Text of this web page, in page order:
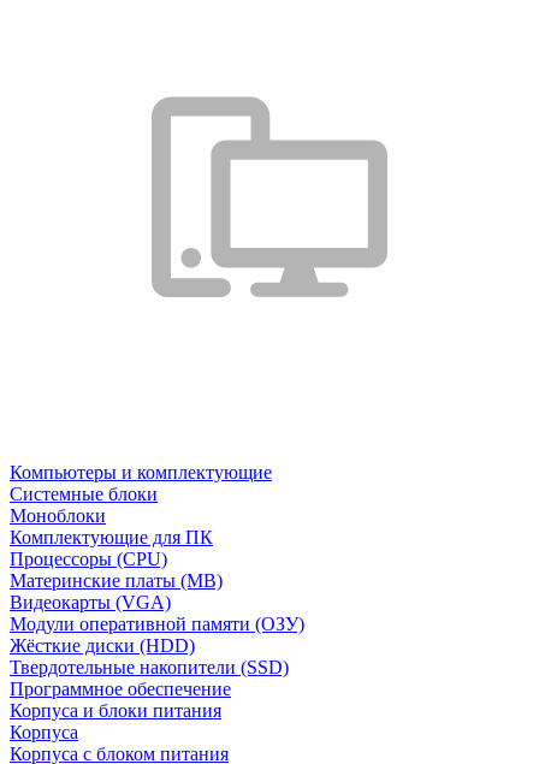
Компьютеры и комплектующие
Системные блоки
Моноблоки
Комплектующие для ПК
Процессоры (CPU)
Материнские платы (MB)
Видеокарты (VGA)
Модули оперативной памяти (ОЗУ)
Жёсткие диски (HDD)
Твердотельные накопители (SSD)
Программное обеспечение
Корпуса и блоки питания
Корпуса
Корпуса с блоком питания